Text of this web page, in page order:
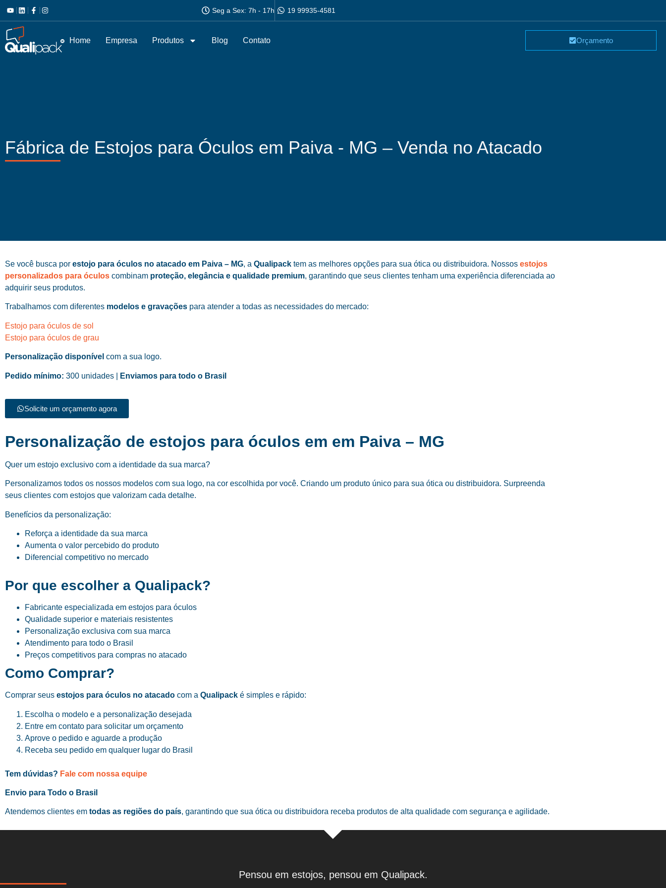
Seg a Sex: 7h - 17h 19 99935-4581
Home Empresa Produtos Blog Contato Orçamento
Fábrica de Estojos para Óculos em Paiva - MG – Venda no Atacado
Se você busca por estojo para óculos no atacado em Paiva – MG, a Qualipack tem as melhores opções para sua ótica ou distribuidora. Nossos estojos
personalizados para óculos combinam proteção, elegância e qualidade premium, garantindo que seus clientes tenham uma experiência diferenciada ao
adquirir seus produtos.
Trabalhamos com diferentes modelos e gravações para atender a todas as necessidades do mercado:
Estojo para óculos de sol
Estojo para óculos de grau
Personalização disponível com a sua logo.
Pedido mínimo: 300 unidades | Enviamos para todo o Brasil
Solicite um orçamento agora
Personalização de estojos para óculos em em Paiva – MG
Quer um estojo exclusivo com a identidade da sua marca?
Personalizamos todos os nossos modelos com sua logo, na cor escolhida por você. Criando um produto único para sua ótica ou distribuidora. Surpreenda
seus clientes com estojos que valorizam cada detalhe.
Benefícios da personalização:
Reforça a identidade da sua marca
Aumenta o valor percebido do produto
Diferencial competitivo no mercado
Por que escolher a Qualipack?
Fabricante especializada em estojos para óculos
Qualidade superior e materiais resistentes
Personalização exclusiva com sua marca
Atendimento para todo o Brasil
Preços competitivos para compras no atacado
Como Comprar?
Comprar seus estojos para óculos no atacado com a Qualipack é simples e rápido:
Escolha o modelo e a personalização desejada
Entre em contato para solicitar um orçamento
Aprove o pedido e aguarde a produção
Receba seu pedido em qualquer lugar do Brasil
Tem dúvidas? Fale com nossa equipe
Envio para Todo o Brasil
Atendemos clientes em todas as regiões do país, garantindo que sua ótica ou distribuidora receba produtos de alta qualidade com segurança e agilidade.
Pensou em estojos, pensou em Qualipack.